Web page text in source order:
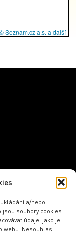
a/nebo
soubory cookies.
údaje, jako je
webu. Nesouhlas
© Seznam.cz a.s. a další
programu?